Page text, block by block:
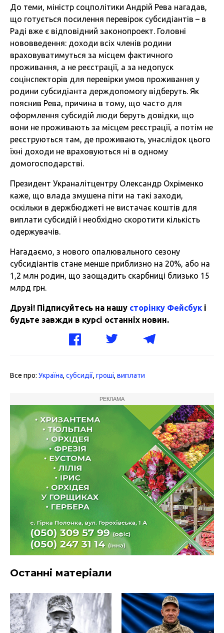
До теми, міністр соцполітики Андрій Рева нагадав,
що готується посилення перевірок субсидіантів – в
Раді вже є відповідний законопроект. Головні
нововведення: доходи всіх членів родини
враховуватимуться за місцем фактичного
проживання, а не реєстрації, а за недопуск
соцінспекторів для перевірки умов проживання у
родини субсидіанта держдопомогу відберуть. Як
пояснив Рева, причина в тому, що часто для
оформлення субсидій люди беруть довідки, що
вони не проживають за місцем реєстрації, а потім не
реєструються там, де проживають, унаслідок цього
їхні доходи не враховуються ні в одному
домогосподарстві.
Президент Украналітцентру Олександр Охріменко
каже, що влада змушена піти на такі заходи,
оскільки в держбюджеті не вистачає коштів для
виплати субсидій і необхідно скоротити кількість
одержувачів.
Нагадаємо, з нового опалювального сезону
субсидіантів стане менше приблизно на 20%, або на
1,2 млн родин, що заощадить скарбниці близько 15
млрд грн.
Друзі! Підписуйтесь на нашу сторінку Фейсбук і
будьте завжди в курсі останніх новин.
Все про: Україна, субсидії, гроші, виплати
РЕКЛАМА
Останні матеріали